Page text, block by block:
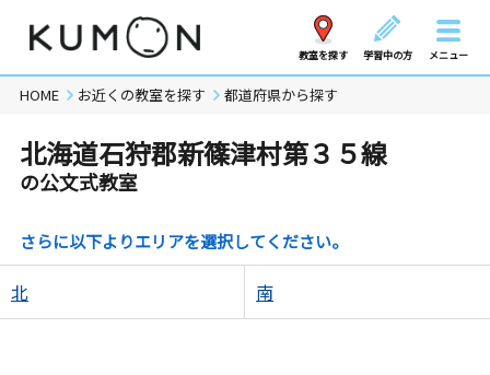
教室を探す 学習中の方 メニュー
HOME お近くの教室を探す 都道府県から探す
北海道石狩郡新篠津村第３５線
の公文式教室
さらに以下よりエリアを選択してください。
北 南